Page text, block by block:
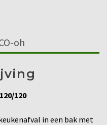
oh
120
in een bak met